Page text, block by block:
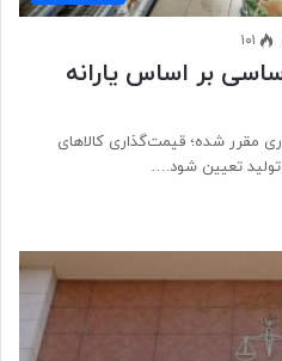
۱۰۱
بر اساس یارانه
مقرر شده؛ قیمت‌گذاری کالاهای
تولید تعیین شود.…